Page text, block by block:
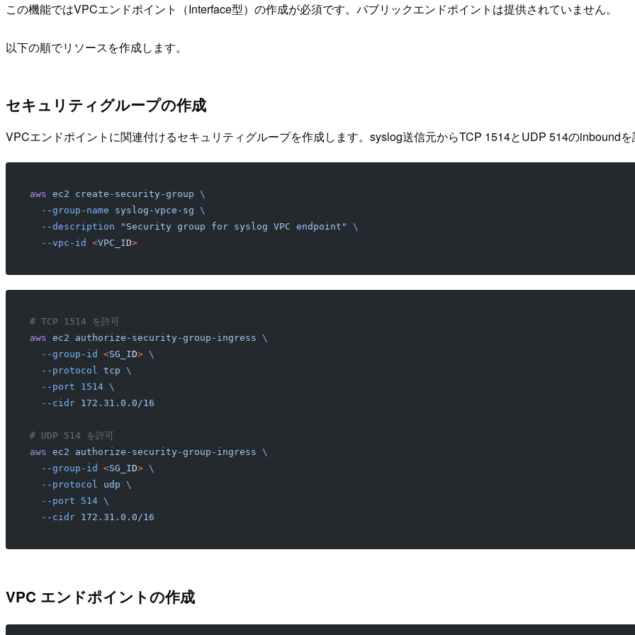
この機能ではVPCエンドポイント（Interface型）の作成が必須です。パブリックエンドポイントは提供されていません。
以下の順でリソースを作成します。
セキュリティグループの作成
VPCエンドポイントに関連付けるセキュリティグループを作成します。syslog送信元からTCP 1514とUDP 514のinboundを
aws ec2 create-security-group \
  --group-name
syslog-vpce-sg \
  --description
"Security group for syslog VPC endpoint"
\
  --vpc-id
<VPC_ID>
# TCP 1514 を許可
aws ec2 authorize-security-group-ingress \
  --group-id
<SG_ID> \
  --protocol
tcp \
  --port
1514 \
  --cidr
172.31.0.0/16
# UDP 514 を許可
aws ec2 authorize-security-group-ingress \
  --group-id
<SG_ID> \
  --protocol
udp \
  --port
514 \
  --cidr
172.31.0.0/16
VPC エンドポイントの作成